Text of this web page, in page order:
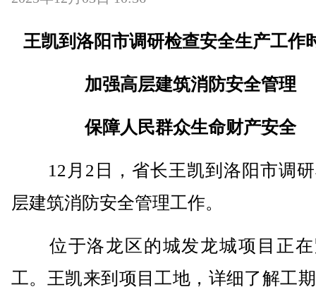
王凯到洛阳市调研检查安全生产工作
加强高层建筑消防安全管理
保障人民群众生命财产安全
12月2日，省长王凯到洛阳市调研
层建筑消防安全管理工作。
位于洛龙区的城发龙城项目正在
工。王凯来到项目工地，详细了解工